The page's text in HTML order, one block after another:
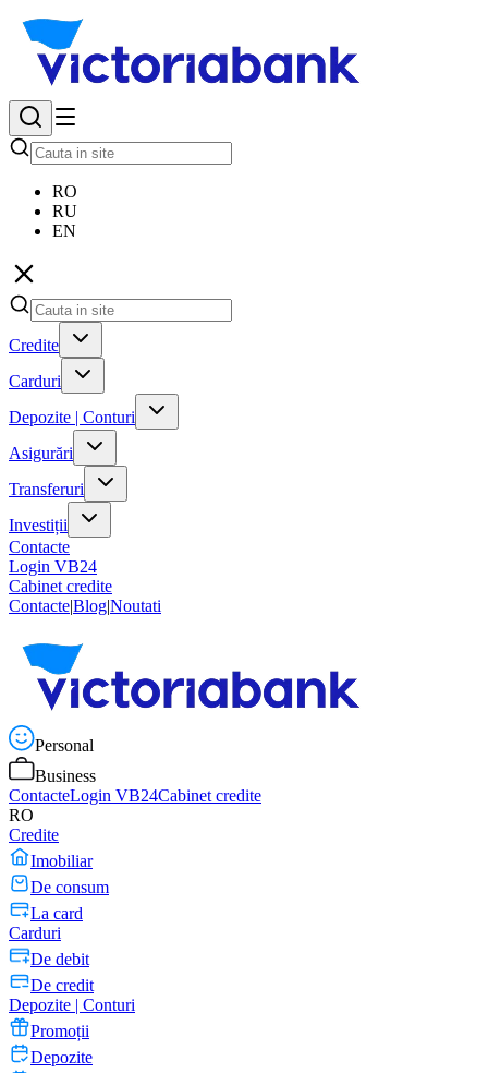
RO
RU
EN
Credite
Carduri
Depozite | Conturi
Asigurări
Transferuri
Investiții
Contacte
Login VB24
Cabinet credite
Contacte|Blog|Noutati
Personal
Business
ContacteLogin VB24Cabinet credite
RO
Credite
Imobiliar
De consum
La card
Carduri
De debit
De credit
Depozite | Conturi
Promoții
Depozite